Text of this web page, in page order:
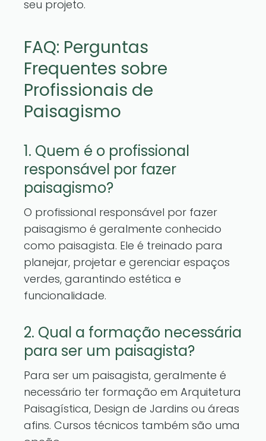
seu projeto.
FAQ: Perguntas
Frequentes sobre
Profissionais de
Paisagismo
1. Quem é o profissional
responsável por fazer
paisagismo?
O profissional responsável por fazer
paisagismo é geralmente conhecido
como paisagista. Ele é treinado para
planejar, projetar e gerenciar espaços
verdes, garantindo estética e
funcionalidade.
2. Qual a formação necessária
para ser um paisagista?
Para ser um paisagista, geralmente é
necessário ter formação em Arquitetura
Paisagística, Design de Jardins ou áreas
afins. Cursos técnicos também são uma